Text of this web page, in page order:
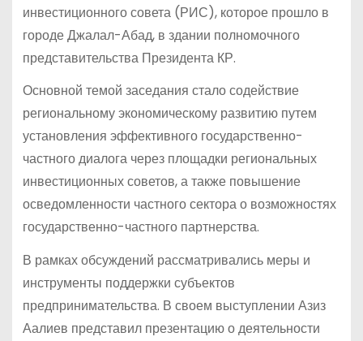
инвестиционного совета (РИС), которое прошло в
городе Джалал-Абад, в здании полномочного
представительства Президента КР.
Основной темой заседания стало содействие
региональному экономическому развитию путем
установления эффективного государственно-
частного диалога через площадки региональных
инвестиционных советов, а также повышение
осведомленности частного сектора о возможностях
государственно-частного партнерства.
В рамках обсуждений рассматривались меры и
инструменты поддержки субъектов
предпринимательства. В своем выступлении Азиз
Аалиев представил презентацию о деятельности